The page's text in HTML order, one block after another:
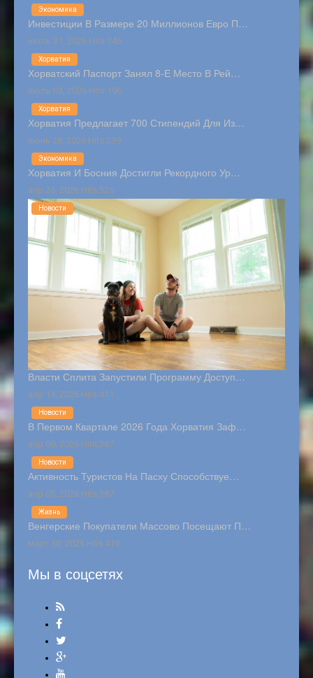
Инвестиции В Размере 20 Миллионов Евро П…
июль 31, 2026 Hits:146
Экономика
Хорватский Паспорт Занял 8-Е Место В Рей…
июль 03, 2026 Hits:196
Хорватия
Хорватия Предлагает 700 Стипендий Для Из…
июнь 28, 2026 Hits:239
Хорватия
Хорватия И Босния Достигли Рекордного Ур…
апр 26, 2026 Hits:325
Экономика
Власти Сплита Запустили Программу Доступ…
апр 14, 2026 Hits:411
Новости
В Первом Квартале 2026 Года Хорватия Заф…
апр 09, 2026 Hits:387
Новости
Активность Туристов На Пасху Способствуе…
апр 05, 2026 Hits:387
Новости
Венгерские Покупатели Массово Посещают П…
март 30, 2026 Hits:419
Жизнь
Мы в соцсетях